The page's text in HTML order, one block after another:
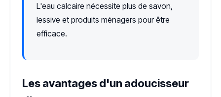
L'eau calcaire nécessite plus de savon,
lessive et produits ménagers pour être
efficace.
Les avantages d'un adoucisseur